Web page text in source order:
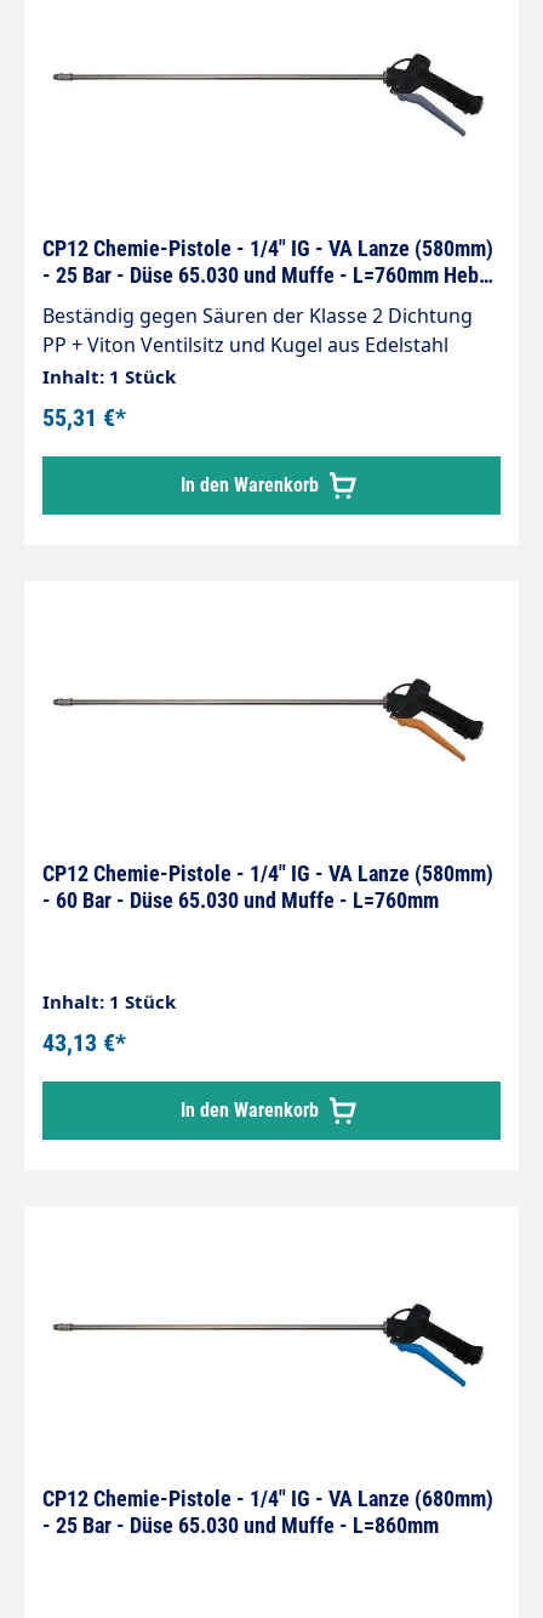
CP12 Chemie-Pistole - 1/4" IG - VA Lanze (580mm)
- 25 Bar - Düse 65.030 und Muffe - L=760mm Hebel
Beständig gegen Säuren der Klasse 2 Dichtung
PP + Viton Ventilsitz und Kugel aus Edelstahl
Inhalt: 1 Stück
55,31 €*
In den Warenkorb
CP12 Chemie-Pistole - 1/4" IG - VA Lanze (580mm)
- 60 Bar - Düse 65.030 und Muffe - L=760mm
Inhalt: 1 Stück
43,13 €*
In den Warenkorb
CP12 Chemie-Pistole - 1/4" IG - VA Lanze (680mm)
- 25 Bar - Düse 65.030 und Muffe - L=860mm